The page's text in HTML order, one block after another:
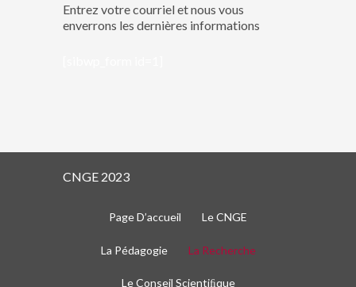
Entrez votre courriel et nous vous
enverrons les dernières informations
CNGE 2023
Page D’accueil Le CNGE
La Pédagogie La Recherche
Le Conseil Scientiﬁque